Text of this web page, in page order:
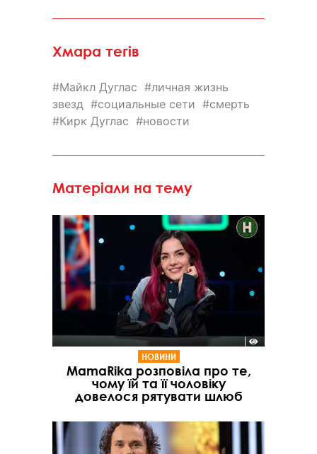
Хмара тегів
Майкл Дуглас
личная жизнь
звезд
социальные сети
смерть
Кирк Дуглас
новости
Матеріали на тему
НОВИНИ
MamaRika розповіла про те,
чому їй та її чоловіку
довелося рятувати шлюб